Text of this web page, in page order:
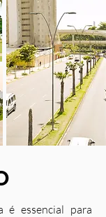
é essencial para